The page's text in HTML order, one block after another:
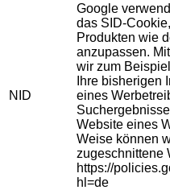
NID
Google
das SID-
Produkten wie
anzupassen.
wir zum
Ihre bisherigen
eines
Website eines
Weise können
zugeschnittene
https://
hl=de